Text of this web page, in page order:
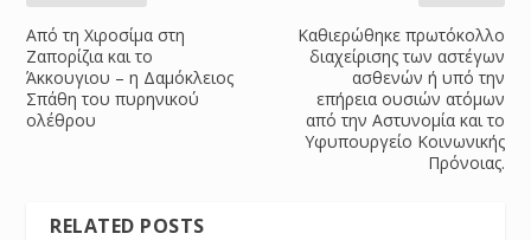
Από τη Χιροσίμα στη
Ζαπορίζια και το
Άκκουγιου – η Δαμόκλειος
Σπάθη του πυρηνικού
ολέθρου
Καθιερώθηκε πρωτόκολλο
διαχείρισης των αστέγων
ασθενών ή υπό την
επήρεια ουσιών ατόμων
από την Αστυνομία και το
Υφυπουργείο Κοινωνικής
Πρόνοιας.
RELATED POSTS